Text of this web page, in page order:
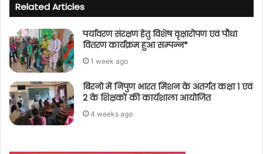
Related Articles
पर्यावरण संरक्षण हेतु विशेष वृक्षारोपण एवं पौधा
वितरण कार्यक्रम हुआ सम्पन्न*
1 week ago
बिरनो में निपुण भारत मिशन के अंतर्गत कक्षा 1 एवं
2 के शिक्षकों की कार्यशाला आयोजित
4 weeks ago